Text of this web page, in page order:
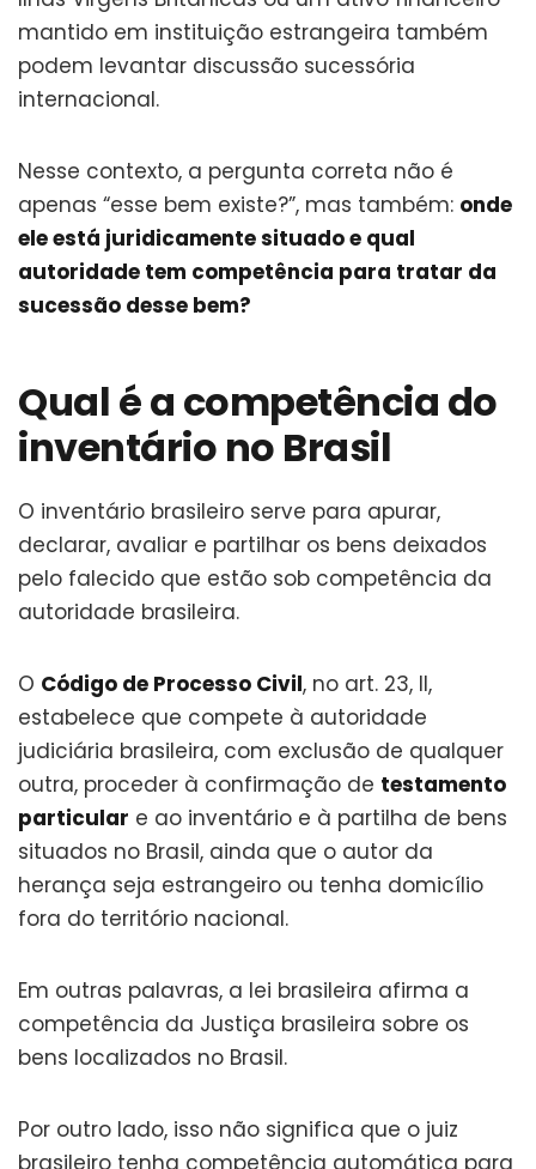
mantido em instituição estrangeira também
podem levantar discussão sucessória
internacional.
Nesse contexto, a pergunta correta não é
apenas “esse bem existe?”, mas também: onde
ele está juridicamente situado e qual
autoridade tem competência para tratar da
sucessão desse bem?
Qual é a competência do
inventário no Brasil
O inventário brasileiro serve para apurar,
declarar, avaliar e partilhar os bens deixados
pelo falecido que estão sob competência da
autoridade brasileira.
O Código de Processo Civil, no art. 23, II,
estabelece que compete à autoridade
judiciária brasileira, com exclusão de qualquer
outra, proceder à confirmação de testamento
particular e ao inventário e à partilha de bens
situados no Brasil, ainda que o autor da
herança seja estrangeiro ou tenha domicílio
fora do território nacional.
Em outras palavras, a lei brasileira afirma a
competência da Justiça brasileira sobre os
bens localizados no Brasil.
Por outro lado, isso não significa que o juiz
brasileiro tenha competência automática para